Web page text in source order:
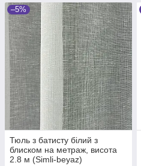
–5%
Тюль з батисту білий з
блиском на метраж, висота
2.8 м (Simli-beyaz)